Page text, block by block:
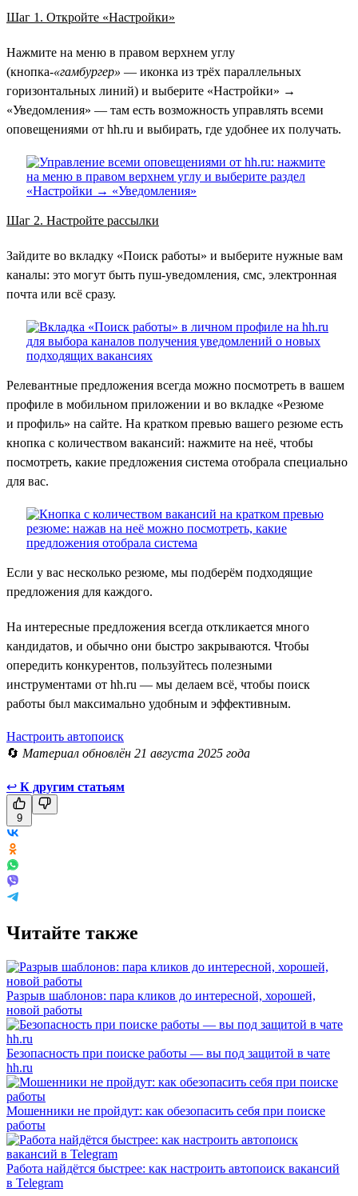
Шаг 1. Откройте «Настройки»
Нажмите на меню в правом верхнем углу
(кнопка-«гамбургер» — иконка из трёх параллельных
горизонтальных линий) и выберите «Настройки» →
«Уведомления» — там есть возможность управлять всеми
оповещениями от hh.ru и выбирать, где удобнее их получать.
Шаг 2. Настройте рассылки
Зайдите во вкладку «Поиск работы» и выберите нужные вам
каналы: это могут быть пуш-уведомления, смс, электронная
почта или всё сразу.
Релевантные предложения всегда можно посмотреть в вашем
профиле в мобильном приложении и во вкладке «Резюме
и профиль» на сайте. На кратком превью вашего резюме есть
кнопка с количеством вакансий: нажмите на неё, чтобы
посмотреть, какие предложения система отобрала специально
для вас.
Если у вас несколько резюме, мы подберём подходящие
предложения для каждого.
На интересные предложения всегда откликается много
кандидатов, и обычно они быстро закрываются. Чтобы
опередить конкурентов, пользуйтесь полезными
инструментами от hh.ru — мы делаем всё, чтобы поиск
работы был максимально удобным и эффективным.
Настроить автопоиск
🔄 Материал обновлён 21 августа 2025 года
↩ К другим статьям
9
Читайте также
Разрыв шаблонов: пара кликов до интересной, хорошей,
новой работы
Безопасность при поиске работы — вы под защитой в чате
hh.ru
Мошенники не пройдут: как обезопасить себя при поиске
работы
Работа найдётся быстрее: как настроить автопоиск вакансий
в Telegram